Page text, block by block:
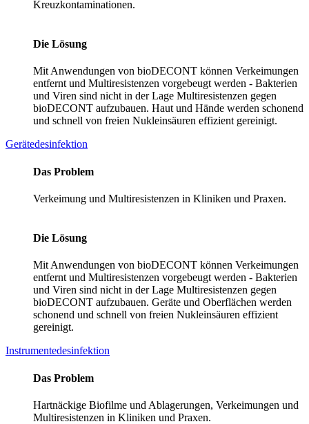
Kreuzkontaminationen.
Die Lösung
Mit Anwendungen von bioDECONT können Verkeimungen
entfernt und Multiresistenzen vorgebeugt werden - Bakterien
und Viren sind nicht in der Lage Multiresistenzen gegen
bioDECONT aufzubauen. Haut und Hände werden schonend
und schnell von freien Nukleinsäuren effizient gereinigt.
Gerätedesinfektion
Das Problem
Verkeimung und Multiresistenzen in Kliniken und Praxen.
Die Lösung
Mit Anwendungen von bioDECONT können Verkeimungen
entfernt und Multiresistenzen vorgebeugt werden - Bakterien
und Viren sind nicht in der Lage Multiresistenzen gegen
bioDECONT aufzubauen. Geräte und Oberflächen werden
schonend und schnell von freien Nukleinsäuren effizient
gereinigt.
Instrumentedesinfektion
Das Problem
Hartnäckige Biofilme und Ablagerungen, Verkeimungen und
Multiresistenzen in Kliniken und Praxen.